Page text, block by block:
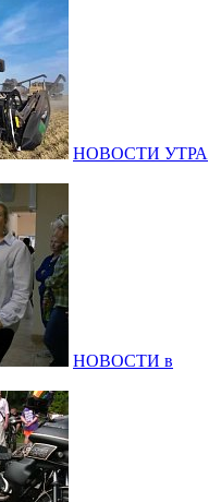
НОВОСТИ УТРА
НОВОСТИ в